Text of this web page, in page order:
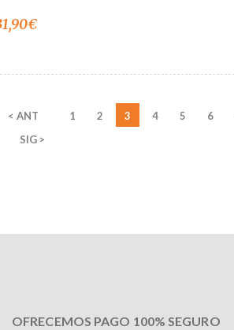
€
< ANT 1 2 3 4 5 6
SIG >
OFRECEMOS PAGO 100% SEGURO